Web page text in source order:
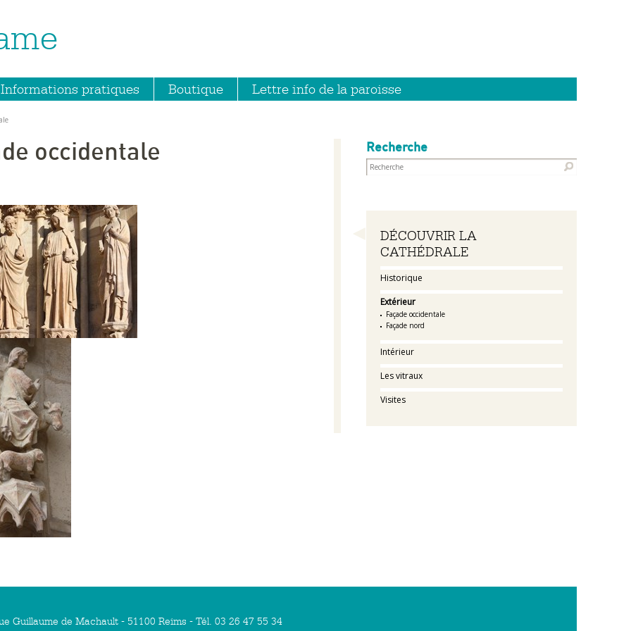
Informations pratiques Boutique Lettre info de la paroisse
Recherche
Navigation
DÉCOUVRIR LA
CATHÉDRALE
Historique
Extérieur
Façade occidentale
Façade nord
Intérieur
Les vitraux
Visites
occidentale
Guillaume de Machault - 51100 Reims - Tél. 03 26 47 55 34